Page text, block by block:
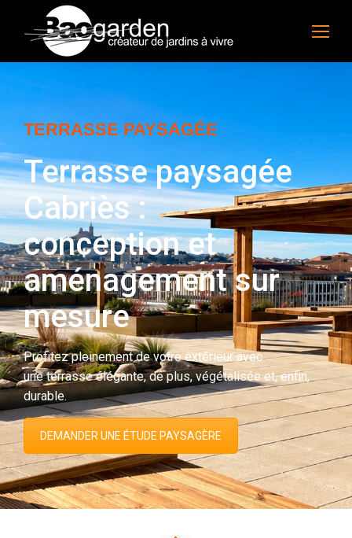
TERRASSE PAYSAGÉE
Terrasse paysagée
Cabriès :
conception et
aménagement sur
mesure
Profitez pleinement de votre extérieur avec
une terrasse élégante, de plus, végétalisée et, enfin,
durable.
DEMANDER UNE ÉTUDE PAYSAGÈRE